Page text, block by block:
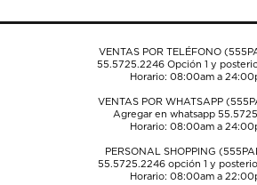
envío.envío.envío.envío.envío.
VENTAS POR TELÉFONO
55.5725.2246Opción 1 y
Horario: 08:00am a
VENTAS POR WHATSAPP
Agregar en whatsapp
Horario: 08:00am a
PERSONAL SHOPPING
55.5725.2246opción 1 y
Horario: 08:00am a